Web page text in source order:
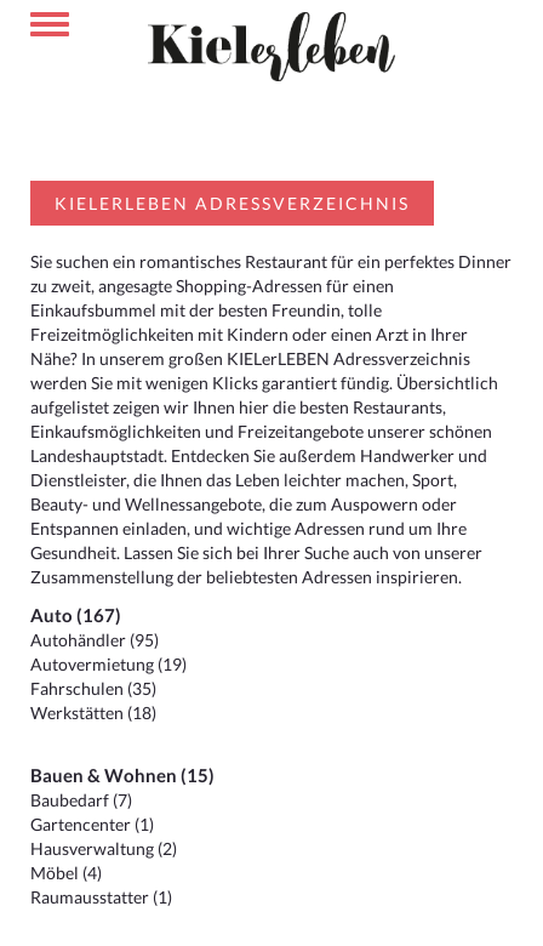
KIELERLEBEN ADRESSVERZEICHNIS
Sie suchen ein romantisches Restaurant für ein perfektes Dinner
zu zweit, angesagte Shopping-Adressen für einen
Einkaufsbummel mit der besten Freundin, tolle
Freizeitmöglichkeiten mit Kindern oder einen Arzt in Ihrer
Nähe? In unserem großen KIELerLEBEN Adressverzeichnis
werden Sie mit wenigen Klicks garantiert fündig. Übersichtlich
aufgelistet zeigen wir Ihnen hier die besten Restaurants,
Einkaufsmöglichkeiten und Freizeitangebote unserer schönen
Landeshauptstadt. Entdecken Sie außerdem Handwerker und
Dienstleister, die Ihnen das Leben leichter machen, Sport,
Beauty- und Wellnessangebote, die zum Auspowern oder
Entspannen einladen, und wichtige Adressen rund um Ihre
Gesundheit. Lassen Sie sich bei Ihrer Suche auch von unserer
Zusammenstellung der beliebtesten Adressen inspirieren.
Auto (167)
Autohändler (95)
Autovermietung (19)
Fahrschulen (35)
Werkstätten (18)
Bauen & Wohnen (15)
Baubedarf (7)
Gartencenter (1)
Hausverwaltung (2)
Möbel (4)
Raumausstatter (1)